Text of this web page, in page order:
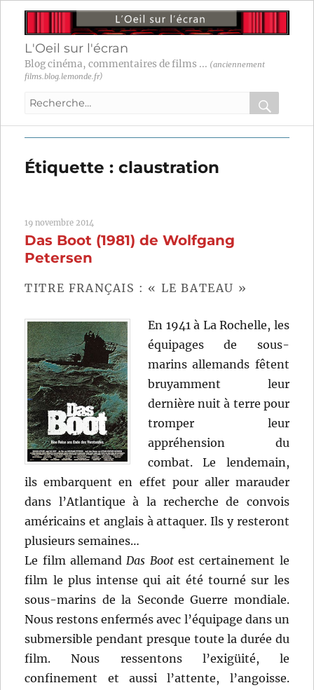
L'Oeil sur l'écran
Blog cinéma, commentaires de films ... (anciennement
films.blog.lemonde.fr)
Recherche
:
OK
Étiquette :claustration
19 novembre 2014
Das Boot (1981) de Wolfgang
Petersen
TITRE FRANÇAIS : « LE BATEAU »
En 1941 à La Rochelle, les
équipages de sous-
marins allemands fêtent
bruyamment leur
dernière nuit à terre pour
tromper leur
appréhension du
combat. Le lendemain,
ils embarquent en effet pour aller marauder
dans l’Atlantique à la recherche de convois
américains et anglais à attaquer. Ils y resteront
plusieurs semaines…
Le film allemandDas Bootest certainement le
film le plus intense qui ait été tourné sur les
sous-marins de la Seconde Guerre mondiale.
Nous restons enfermés avec l’équipage dans un
submersible pendant presque toute la durée du
film. Nous ressentons l’exigüité, le
confinement et aussi l’attente, l’angoisse.